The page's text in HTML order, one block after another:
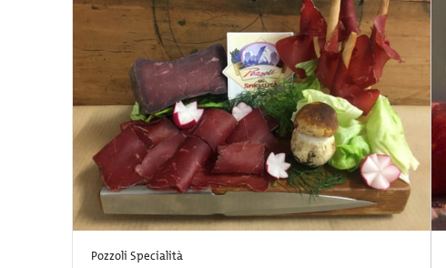
Pozzoli Specialità